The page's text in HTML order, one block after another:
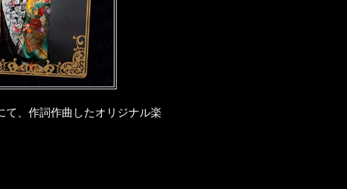
て、作詞作曲したオリジナル楽